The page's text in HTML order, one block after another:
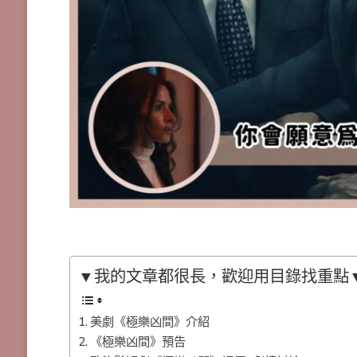
▼我的文章都很長，歡迎用目錄找重
美劇《極樂凶間》介紹
《極樂凶間》預告